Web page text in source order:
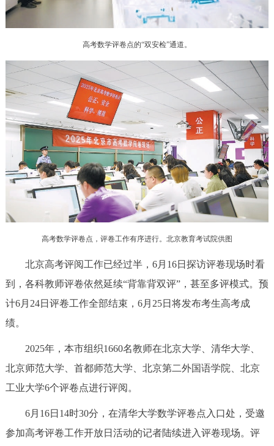
法人服务 部门服务
中介服务 阳光政务
政民互动
12345网上接诉即办 我要咨询 我要建议
参与调查 在线访谈 图说互动
绿色北京 图说北京 视频北京
ENGLISH 한국어 日本語
DEUTSCH FRANÇAIS
ESPAÑOL العربية PORTUGUÊS
高考数学评卷点的“双安检”通道。
高考数学评卷点，评卷工作有序进行。北京教育考试院供图
北京高考评阅工作已经过半，6月16日探访评卷现场时看
到，各科教师评卷依然延续“背靠背双评”，甚至多评模式。预
计6月24日评卷工作全部结束，6月25日将发布考生高考成
绩。
2025年，本市组织1660名教师在北京大学、清华大学、
北京师范大学、首都师范大学、北京第二外国语学院、北京
工业大学6个评卷点进行评阅。
6月16日14时30分，在清华大学数学评卷点入口处，受邀
参加高考评卷工作开放日活动的记者陆续进入评卷现场。评